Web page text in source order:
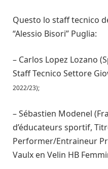
Questo lo staff tecnico
“Alessio Bisori” Puglia:
– Carlos Lopez Lozano
Staff Tecnico Settore
2022/23);
– Sébastien Modenel
d’éducateurs sportif,
Performer/Entraineur
Vaulx en Velin HB